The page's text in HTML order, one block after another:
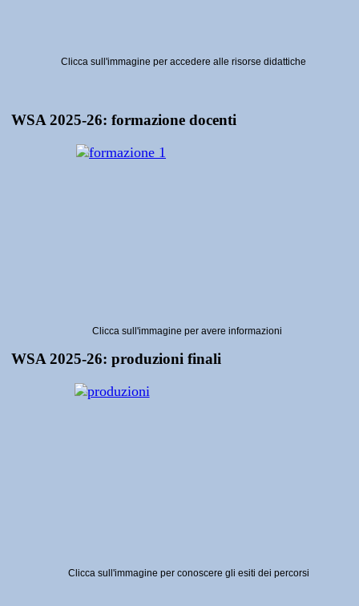
Clicca sull'immagine per accedere alle risorse didattiche
WSA 2025-26: formazione docenti
Clicca sull'immagine per avere informazioni
WSA 2025-26: produzioni finali
Clicca sull'immagine per conoscere gli esiti dei percorsi